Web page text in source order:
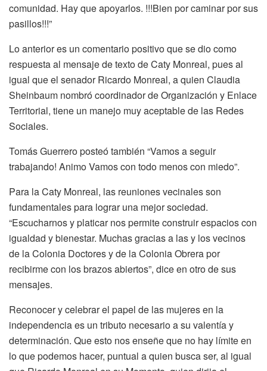
comunidad. Hay que apoyarlos. !!!Bien por caminar por sus
pasillos!!!”
Lo anterior es un comentario positivo que se dio como
respuesta al mensaje de texto de Caty Monreal, pues al
igual que el senador Ricardo Monreal, a quien Claudia
Sheinbaum nombró coordinador de Organización y Enlace
Territorial, tiene un manejo muy aceptable de las Redes
Sociales.
Tomás Guerrero posteó también “Vamos a seguir
trabajando! Animo Vamos con todo menos con miedo”.
Para la Caty Monreal, las reuniones vecinales son
fundamentales para lograr una mejor sociedad.
“Escucharnos y platicar nos permite construir espacios con
igualdad y bienestar. Muchas gracias a las y los vecinos
de la Colonia Doctores y de la Colonia Obrera por
recibirme con los brazos abiertos”, dice en otro de sus
mensajes.
Reconocer y celebrar el papel de las mujeres en la
independencia es un tributo necesario a su valentía y
determinación. Que esto nos enseñe que no hay límite en
lo que podemos hacer, puntual a quien busca ser, al igual